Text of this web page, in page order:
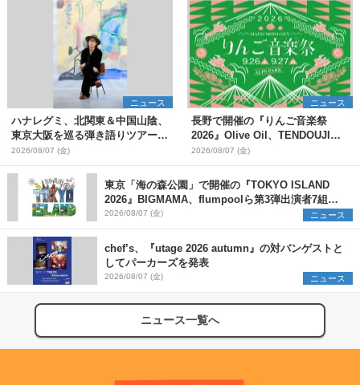
ニュース
ハナレグミ、北関東＆中国山陰、
東京大阪を巡る弾き語りツアー10
月より開催決定
2026/08/07 (金)
ニュース
長野で開催の『りんご音楽祭
2026』Olive Oil、TENDOUJIら
第11弾出演アーティスト（16組）
を発表
2026/08/07 (金)
東京「海の森公園」で開催の『TOKYO ISLAND
2026』BIGMAMA、flumpoolら第3弾出演者7組を
発表 ワークショップ・アート出展者を募集
2026/08/07 (金) ニュース
chef’s、『utage 2026 autumn』の対バンゲストと
してパーカーズを発表
2026/08/07 (金) ニュース
ニュース一覧へ